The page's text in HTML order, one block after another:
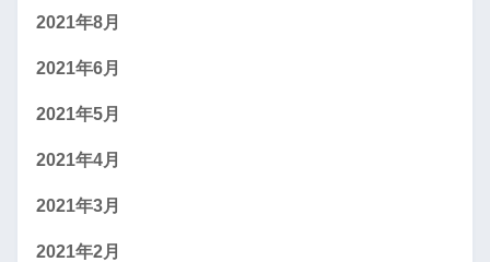
2021年8月
2021年6月
2021年5月
2021年4月
2021年3月
2021年2月